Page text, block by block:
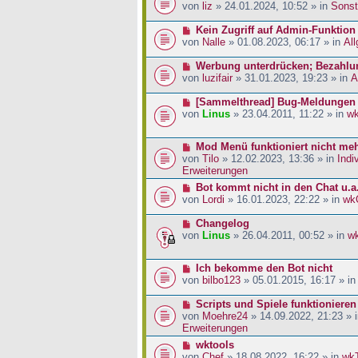
g
i
a
r
e
i
a
e
e
r
e
i
a
von liz » 24.01.2024, 10:52 » in
N
e
e
r
e
i
r
a
g
Kein Zugriff auf Admin-
von Nalle » 01.08.2023, 06:17 » in
N
e
e
r
e
t
r
a
g
Werbung unterdrücken;
von luzifair » 31.01.2023, 19:23 » in
N
e
e
B
e
t
a
g
[Sammelthread] Bug-Meldungen
von Linus » 23.04.2011, 11:22 » in
N
e
u
e
B
e
t
a
g
Mod Menü funktioniert nicht
von Tilo » 12.02.2023, 13:36 » in
Erweiterungen
N
e
e
r
e
t
r
a
g
Bot kommt nicht in den Chat u.a.
von
Lordi » 16.01.2023, 22:22 » in
N
e
e
B
e
t
r
a
g
Changelog
von Linus » 26.04.2011, 00:52 » in
N
e
e
r
B
e
Ich bekomme den Bot nicht
von bilbo123 » 05.01.2015, 16:17 » in
N
e
u
e
Scripts und Spiele
von Moehre24 » 14.09.2022, 21:23 »
Erweiterungen
Nwktools